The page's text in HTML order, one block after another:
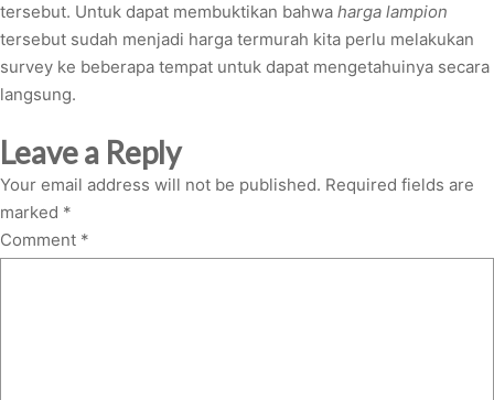
tersebut. Untuk dapat membuktikan bahwa harga lampion
tersebut sudah menjadi harga termurah kita perlu melakukan
survey ke beberapa tempat untuk dapat mengetahuinya secara
langsung.
Leave a Reply
Your email address will not be published. Required fields are
marked *
Comment *